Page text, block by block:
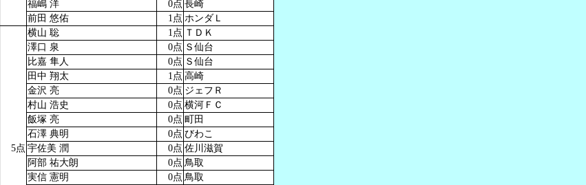
福嶋 洋
0点 長崎
前田 悠佑
1点 ホンダＬ
5点
横山 聡 1点 ＴＤＫ
澤口 泉
0点 Ｓ仙台
比嘉 隼人
0点 Ｓ仙台
田中 翔太
1点 高崎
金沢 亮
0点 ジェフＲ
村山 浩史
0点 横河ＦＣ
飯塚 亮
0点 町田
石澤 典明
0点 びわこ
宇佐美 潤
0点 佐川滋賀
阿部 祐大朗
0点 鳥取
実信 憲明
0点 鳥取